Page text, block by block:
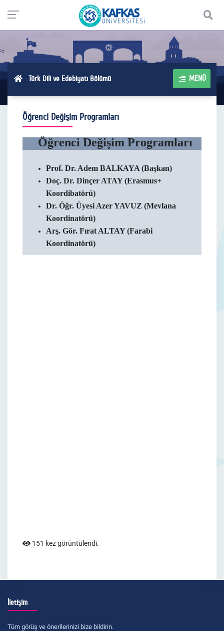
Türk Dili ve Edebiyatı Bölümü MENÜ
Öğrenci Değişim Programları
Öğrenci Değişim Programları
Prof. Dr. Adem BALKAYA (Başkan)
Doç. Dr. Dinçer ATAY (Erasmus+
Koordibatörü)
Dr. Öğr. Üyesi Azer YAVUZ (Mevlana
Koordinatörü)
Arş. Gör. Fırat ALTAY (Farabi
Koordinatörü)
151 kez görüntülendi.
İletişim
Tüm görüş ve önerilerinizi bize bildirin.